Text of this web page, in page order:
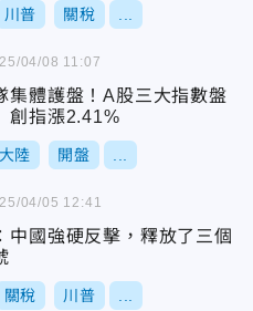
川普 關稅
集體護盤！A股三大指數盤
指漲2.41%
大陸 開盤
04/08 11:07
中國強硬反擊，釋放了三個
關稅 川普
04/05 12:41